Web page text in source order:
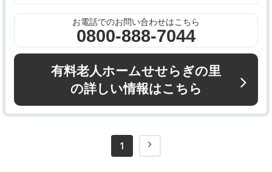
お電話でのお問い合わせはこちら
0800-888-7044
有料老人ホームせせらぎの里
の詳しい情報はこちら
1